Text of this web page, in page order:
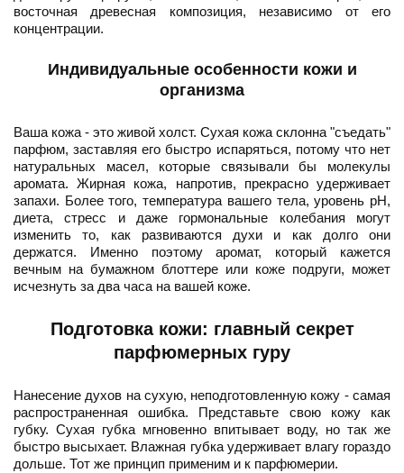
восточная древесная композиция, независимо от его
концентрации.
Индивидуальные особенности кожи и
организма
Ваша кожа - это живой холст. Сухая кожа склонна "съедать"
парфюм, заставляя его быстро испаряться, потому что нет
натуральных масел, которые связывали бы молекулы
аромата. Жирная кожа, напротив, прекрасно удерживает
запахи. Более того, температура вашего тела, уровень pH,
диета, стресс и даже гормональные колебания могут
изменить то, как развиваются духи и как долго они
держатся. Именно поэтому аромат, который кажется
вечным на бумажном блоттере или коже подруги, может
исчезнуть за два часа на вашей коже.
Подготовка кожи: главный секрет
парфюмерных гуру
Нанесение духов на сухую, неподготовленную кожу - самая
распространенная ошибка. Представьте свою кожу как
губку. Сухая губка мгновенно впитывает воду, но так же
быстро высыхает. Влажная губка удерживает влагу гораздо
дольше. Тот же принцип применим и к парфюмерии.